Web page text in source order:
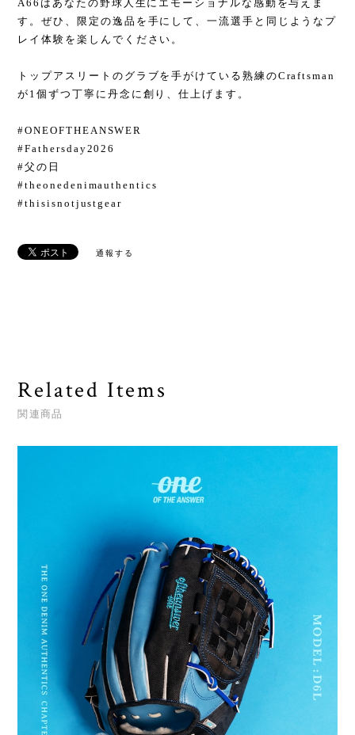
A66はあなたの野球人生にエモーショナルな感動を与えま
す。ぜひ、限定の逸品を手にして、一流選手と同じようなプ
レイ体験を楽しんでください。
トップアスリートのグラブを手がけている熟練のCraftsman
が1個ずつ丁寧に丹念に創り、仕上げます。
#ONEOFTHEANSWER
#Fathersday2026
#父の日
#theonedenimauthentics
#thisisnotjustgear
通報する
Related Items
関連商品